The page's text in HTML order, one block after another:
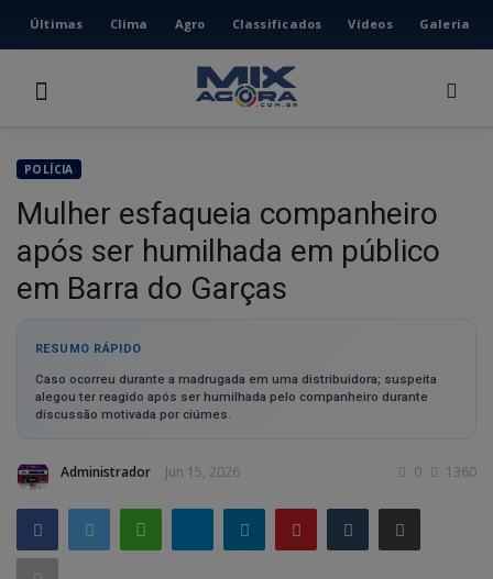
Últimas Clima Agro Classificados Vídeos Galeria
ÚLTIMAS
AGRO
CLASSIFICADOS
VÍDEOS
GALERIA
ESPORTE
POLÍCIA
MUSICA
GERAL
SAÚDE
Instalar Portal de Noticias
Aplicativo do portal de notíciasPortal de Noticias
Deseja instalar no celular?
POLÍCIA
Mulher esfaqueia companheiro
após ser humilhada em público
em Barra do Garças
RESUMO RÁPIDO
Caso ocorreu durante a madrugada em uma distribuidora; suspeita
alegou ter reagido após ser humilhada pelo companheiro durante
discussão motivada por ciúmes.
Administrador Jun 15, 2026 1360
0